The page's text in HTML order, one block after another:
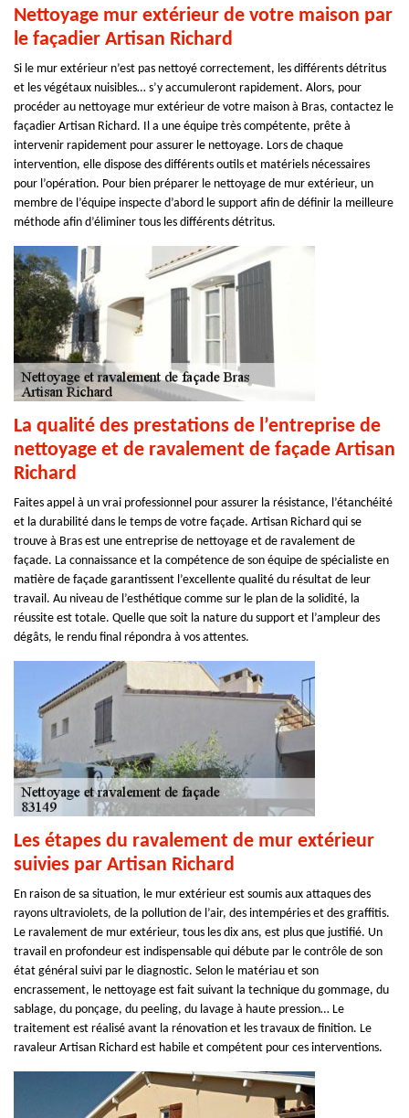
Nettoyage mur extérieur de votre maison par
le façadier Artisan Richard
Si le mur extérieur n’est pas nettoyé correctement, les différents détritus
et les végétaux nuisibles… s’y accumuleront rapidement. Alors, pour
procéder au nettoyage mur extérieur de votre maison à Bras, contactez le
façadier Artisan Richard. Il a une équipe très compétente, prête à
intervenir rapidement pour assurer le nettoyage. Lors de chaque
intervention, elle dispose des différents outils et matériels nécessaires
pour l’opération. Pour bien préparer le nettoyage de mur extérieur, un
membre de l’équipe inspecte d’abord le support afin de définir la meilleure
méthode afin d’éliminer tous les différents détritus.
La qualité des prestations de l’entreprise de
nettoyage et de ravalement de façade Artisan
Richard
Faites appel à un vrai professionnel pour assurer la résistance, l’étanchéité
et la durabilité dans le temps de votre façade. Artisan Richard qui se
trouve à Bras est une entreprise de nettoyage et de ravalement de
façade. La connaissance et la compétence de son équipe de spécialiste en
matière de façade garantissent l’excellente qualité du résultat de leur
travail. Au niveau de l’esthétique comme sur le plan de la solidité, la
réussite est totale. Quelle que soit la nature du support et l’ampleur des
dégâts, le rendu final répondra à vos attentes.
Les étapes du ravalement de mur extérieur
suivies par Artisan Richard
En raison de sa situation, le mur extérieur est soumis aux attaques des
rayons ultraviolets, de la pollution de l’air, des intempéries et des graffitis.
Le ravalement de mur extérieur, tous les dix ans, est plus que justifié. Un
travail en profondeur est indispensable qui débute par le contrôle de son
état général suivi par le diagnostic. Selon le matériau et son
encrassement, le nettoyage est fait suivant la technique du gommage, du
sablage, du ponçage, du peeling, du lavage à haute pression… Le
traitement est réalisé avant la rénovation et les travaux de finition. Le
ravaleur Artisan Richard est habile et compétent pour ces interventions.